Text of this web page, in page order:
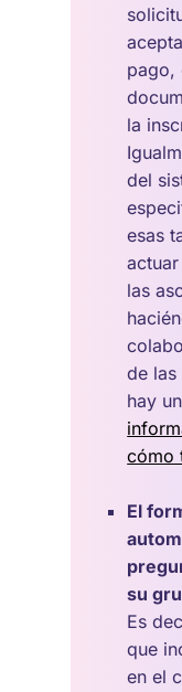
pago,
la
del
esas
las
de las
hay
cómo
El
su
Es
que
en el